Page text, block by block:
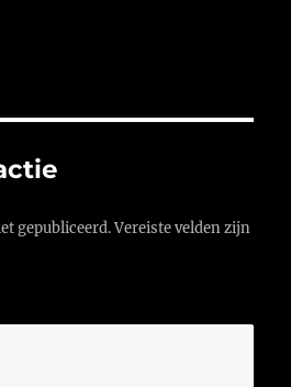
gepubliceerd. Vereiste velden zijn